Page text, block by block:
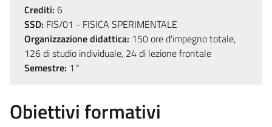
Crediti: 6
SSD: FIS/01 - FISICA SPERIMENTALE
Organizzazione didattica: 150 ore d'impegno totale,
126 di studio individuale, 24 di lezione frontale
Semestre: 1°
Obiettivi formativi